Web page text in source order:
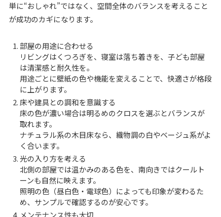
単に“おしゃれ”ではなく、空間全体のバランスを考えること
が成功のカギになります。
部屋の用途に合わせる
リビングはくつろぎを、寝室は落ち着きを、子ども部屋
は清潔感と耐久性を。
用途ごとに壁紙の色や機能を変えることで、快適さが格段
に上がります。
床や建具との調和を意識する
床の色が濃い場合は明るめのクロスを選ぶとバランスが
取れます。
ナチュラル系の木目床なら、織物調の白やベージュ系がよ
く合います。
光の入り方を考える
北側の部屋では温かみのある色を、南向きではクールト
ーンも自然に映えます。
照明の色（昼白色・電球色）によっても印象が変わるた
め、サンプルで確認するのが安心です。
メンテナンス性も大切